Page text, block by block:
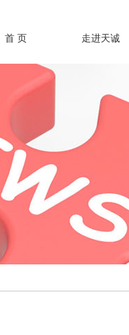
首 页 走进天诚